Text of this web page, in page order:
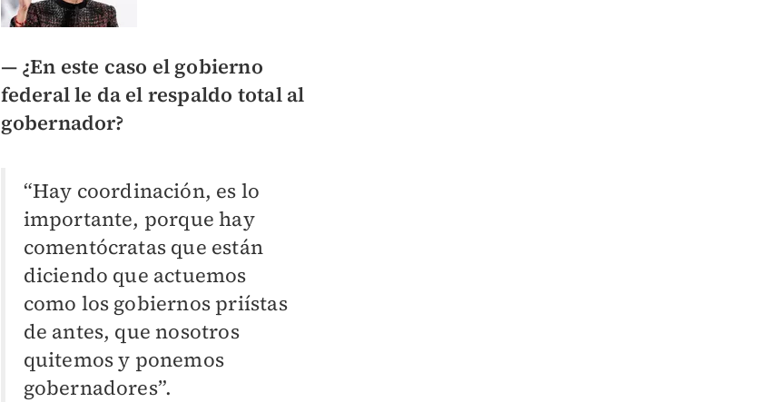
— ¿En este caso el gobierno
federal le da el respaldo total al
gobernador?
“Hay coordinación, es lo
importante, porque hay
comentócratas que están
diciendo que actuemos
como los gobiernos priístas
de antes, que nosotros
quitemos y ponemos
gobernadores”.